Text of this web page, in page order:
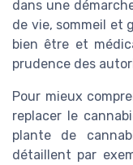
dans une
de vie, sommeil et
bien être et
prudence des
Pour mieux
replacer le
plante de
détaillent par